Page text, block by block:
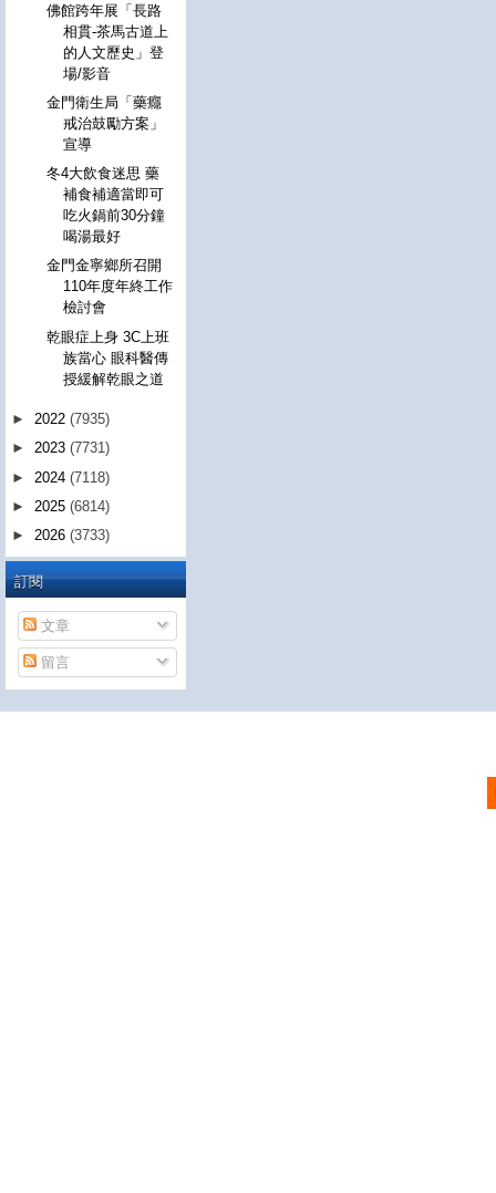
佛館跨年展「長路
相貫-茶馬古道上
的人文歷史」登
場/影音
金門衛生局「藥癮
戒治鼓勵方案」
宣導
冬4大飲食迷思 藥
補食補適當即可
吃火鍋前30分鐘
喝湯最好
金門金寧鄉所召開
110年度年終工作
檢討會
乾眼症上身 3C上班
族當心 眼科醫傳
授緩解乾眼之道
► 2022 (7935)
► 2023 (7731)
► 2024 (7118)
► 2025 (6814)
► 2026 (3733)
訂閱
文章
留言